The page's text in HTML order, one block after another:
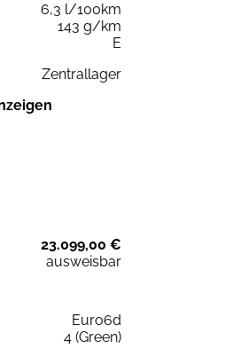
6,3 l/100km
143 g/km
E
Zentrallager
23.099,00 €
ausweisbar
Euro6d
4 (Green)